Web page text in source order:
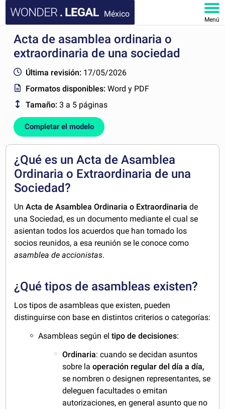
México
Menú
INICIO
FAQ
MI CUENTA
Acta de asamblea ordinaria o
extraordinaria de una sociedad
Última revisión: 17/05/2026
Formatos disponibles:Word y PDF
Tamaño: 3 a 5 páginas
Completar el modelo
¿Qué es un Acta de Asamblea
Ordinaria o Extraordinaria de una
Sociedad?
UnActa de Asamblea Ordinaria o Extraordinariade
una Sociedad, es un documento mediante el cual se
asientan todos los acuerdos que han tomado los
socios reunidos, a esa reunión se le conoce como
asamblea de accionistas.
¿Qué tipos de asambleas existen?
Los tipos de asambleas que existen, pueden
distinguirse con base en distintos criterios o categorías:
Asambleas según eltipo de decisiones:
Ordinaria: cuando se decidan asuntos
sobre laoperación regular del día a día,
se nombren o designen representantes, se
deleguen facultades o emitan
autorizaciones, en general asunto que no